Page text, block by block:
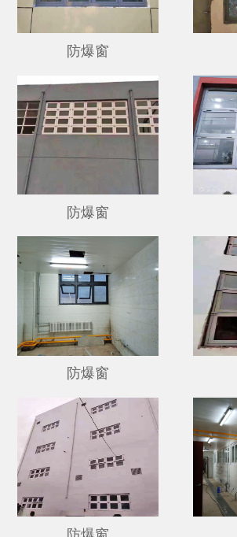
防爆窗
防爆窗
防爆窗